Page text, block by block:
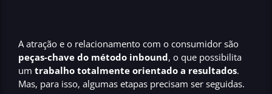
A atração e o relacionamento com o consumidor são
peças-chave do método inbound, o que possibilita
um trabalho totalmente orientado a resultados.
Mas, para isso, algumas etapas precisam ser seguidas.